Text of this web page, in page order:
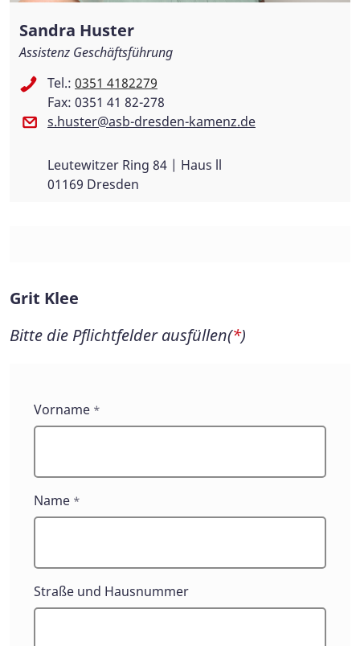
Sandra Huster
Assistenz Geschäftsführung
Tel.: 0351 4182279
Fax: 0351 41 82-278
s.huster@asb-dresden-kamenz.de
Leutewitzer Ring 84 | Haus ll
01169 Dresden
Grit Klee
Bitte die Pflichtfelder ausfüllen(*)
Grit
Klee
Vorname *
Name *
Straße und Hausnummer